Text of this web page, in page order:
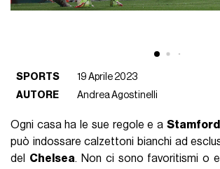
SPORTS
19 Aprile 2023
AUTORE
Andrea Agostinelli
Ogni casa ha le sue regole e a
può indossare calzettoni bianchi ad
del Chelsea. Non ci sono favoritismi o